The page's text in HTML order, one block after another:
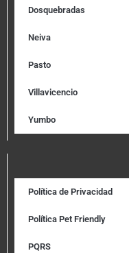
Dosquebradas
Neiva
Pasto
Villavicencio
Yumbo
Política de Privacidad
Política Pet Friendly
PQRS